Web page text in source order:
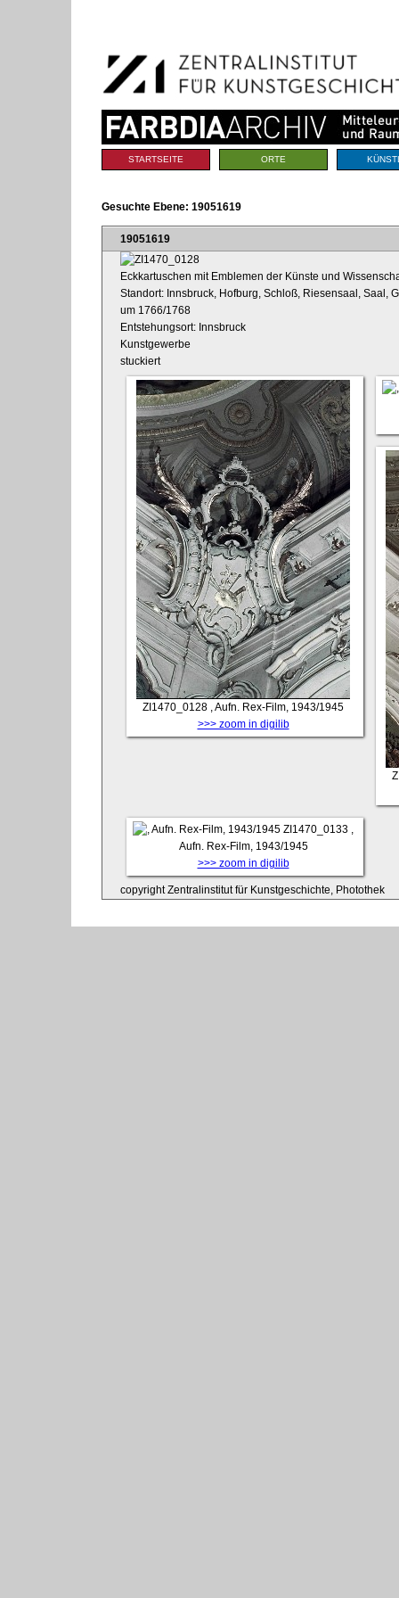
Navigation
Sektionen
STARTSEITE ORTE
Gesuchte Ebene: 19051619
19051619
Eckkartuschen mit Emblemen der Künste und
Standort: Innsbruck, Hofburg, Schloß, Riesensaal, Saal,
um 1766/1768
Entstehungsort: Innsbruck
Kunstgewerbe
stuckiert
ZI1470_0128 , Aufn. Rex-Film, 1943/1945
>>> zoom in digilib
ZI1470_0133
Aufn. Rex-Film, 1943/1945
>>> zoom in digilib
copyright Zentralinstitut für Kunstgeschichte, Photothek